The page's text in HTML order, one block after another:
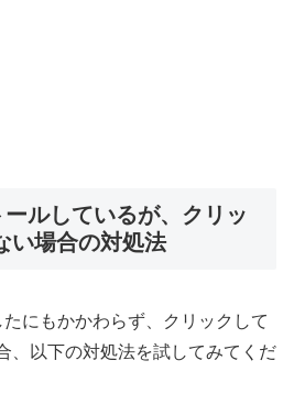
ルしているが、クリッ
い場合の対処法
にもかかわらず、クリックして
、以下の対処法を試してみてくだ